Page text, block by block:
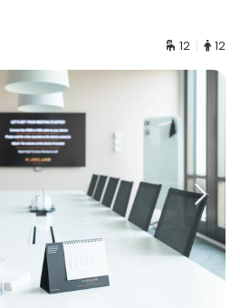
12 12